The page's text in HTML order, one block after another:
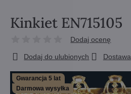
Gwarancja 5 lat
Darmowa wysyłka
Kinkiet EN715105
Dodaj ocenę
Dodaj do ulubionych Dostawa